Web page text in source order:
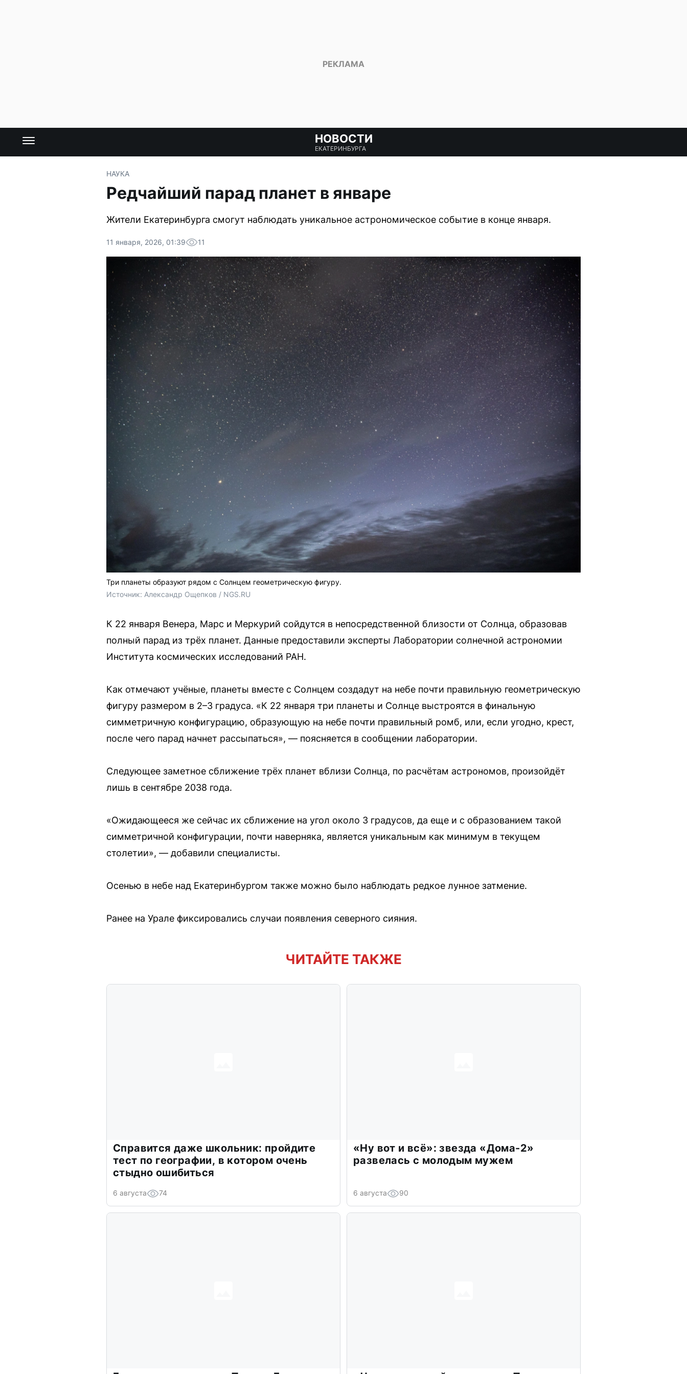
НОВОСТИ
ЕКАТЕРИНБУРГА
НАУКА
Редчайший парад планет в январе
Жители Екатеринбурга смогут наблюдать уникальное астрономическое событие в конце января.
11 января, 2026, 01:39 11
Три планеты образуют рядом с Солнцем геометрическую фигуру.
Источник: Александр Ощепков / NGS.RU
К 22 января Венера, Марс и Меркурий сойдутся в непосредственной близости от Солнца, образовав
полный парад из трёх планет. Данные предоставили эксперты Лаборатории солнечной астрономии
Института космических исследований РАН.
Как отмечают учёные, планеты вместе с Солнцем создадут на небе почти правильную геометрическую
фигуру размером в 2–3 градуса. «К 22 января три планеты и Солнце выстроятся в финальную
симметричную конфигурацию, образующую на небе почти правильный ромб, или, если угодно, крест,
после чего парад начнет рассыпаться», — поясняется в сообщении лаборатории.
Следующее заметное сближение трёх планет вблизи Солнца, по расчётам астрономов, произойдёт
лишь в сентябре 2038 года.
«Ожидающееся же сейчас их сближение на угол около 3 градусов, да еще и с образованием такой
симметричной конфигурации, почти наверняка, является уникальным как минимум в текущем
столетии», — добавили специалисты.
Осенью в небе над Екатеринбургом также можно было наблюдать редкое лунное затмение.
Ранее на Урале фиксировались случаи появления северного сияния.
ЧИТАЙТЕ ТАКЖЕ
Справится даже школьник: пройдите
тест по географии, в котором очень
стыдно ошибиться
6 августа 74
«Ну вот и всё»: звезда «Дома-2»
развелась с молодым мужем
6 августа 90